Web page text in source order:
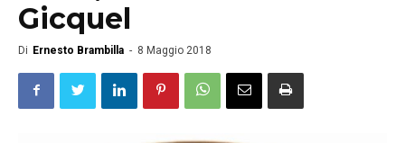
Gicquel
Di Ernesto Brambilla - 8 Maggio 2018